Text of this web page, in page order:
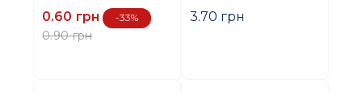
0.60 грн -33%
0.90 грн
3.70 грн